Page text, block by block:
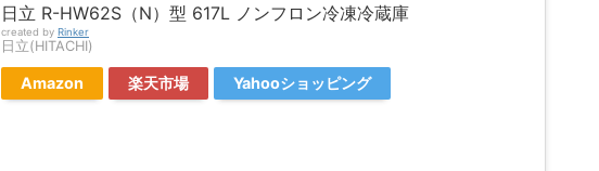
日立 R-HW62S（N）型 617L ノンフロン冷凍冷蔵庫
created by Rinker
日立(HITACHI)
Amazon 楽天市場 Yahooショッピング